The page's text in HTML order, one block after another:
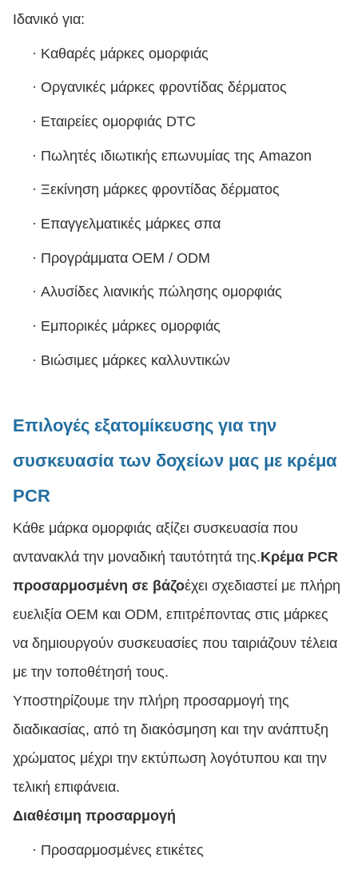
Ιδανικό για:
· Καθαρές μάρκες ομορφιάς
· Οργανικές μάρκες φροντίδας δέρματος
· Εταιρείες ομορφιάς DTC
· Πωλητές ιδιωτικής επωνυμίας της Amazon
· Ξεκίνηση μάρκες φροντίδας δέρματος
· Επαγγελματικές μάρκες σπα
· Προγράμματα OEM / ODM
· Αλυσίδες λιανικής πώλησης ομορφιάς
· Εμπορικές μάρκες ομορφιάς
· Βιώσιμες μάρκες καλλυντικών
Επιλογές εξατομίκευσης για την
συσκευασία των δοχείων μας με κρέμα
PCR
Κάθε μάρκα ομορφιάς αξίζει συσκευασία που
αντανακλά την μοναδική ταυτότητά της.Κρέμα PCR
προσαρμοσμένη σε βάζοέχει σχεδιαστεί με πλήρη
ευελιξία OEM και ODM, επιτρέποντας στις μάρκες
να δημιουργούν συσκευασίες που ταιριάζουν τέλεια
με την τοποθέτησή τους.
Υποστηρίζουμε την πλήρη προσαρμογή της
διαδικασίας, από τη διακόσμηση και την ανάπτυξη
χρώματος μέχρι την εκτύπωση λογότυπου και την
τελική επιφάνεια.
Διαθέσιμη προσαρμογή
· Προσαρμοσμένες ετικέτες